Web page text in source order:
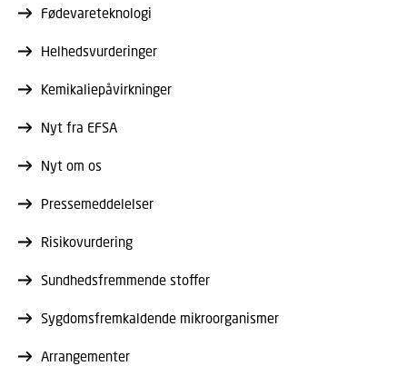
Fødevareteknologi
Helhedsvurderinger
Kemikaliepåvirkninger
Nyt fra EFSA
Nyt om os
Pressemeddelelser
Risikovurdering
Sundhedsfremmende stoffer
Sygdomsfremkaldende mikroorganismer
Arrangementer